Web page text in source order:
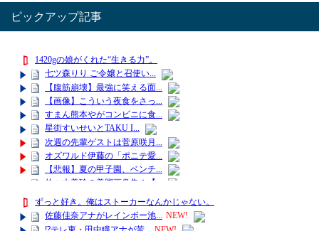
ピックアップ記事